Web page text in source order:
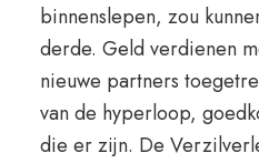
binnenslepen, zou
derde. Geld verdienen
nieuwe partners
van de hyperloop,
die er zijn. De